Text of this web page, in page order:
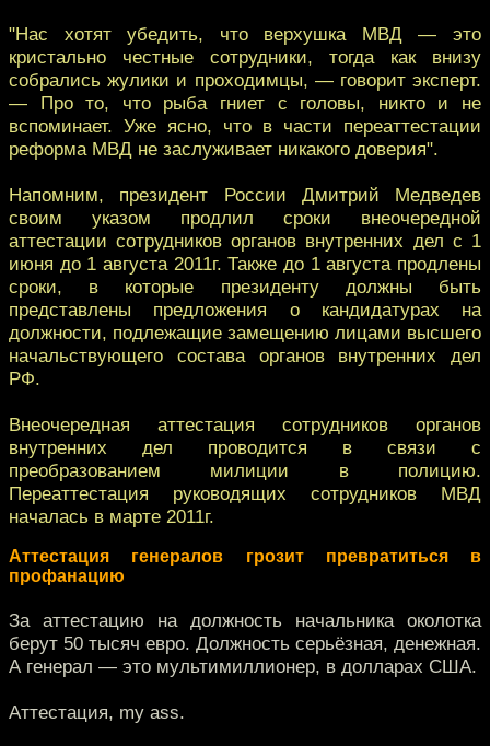
"Нас хотят убедить, что верхушка МВД — это
кристально честные сотрудники, тогда как внизу
собрались жулики и проходимцы, — говорит эксперт.
— Про то, что рыба гниет с головы, никто и не
вспоминает. Уже ясно, что в части переаттестации
реформа МВД не заслуживает никакого доверия".
Напомним, президент России Дмитрий Медведев
своим указом продлил сроки внеочередной
аттестации сотрудников органов внутренних дел с 1
июня до 1 августа 2011г. Также до 1 августа продлены
сроки, в которые президенту должны быть
представлены предложения о кандидатурах на
должности, подлежащие замещению лицами высшего
начальствующего состава органов внутренних дел
РФ.
Внеочередная аттестация сотрудников органов
внутренних дел проводится в связи с
преобразованием милиции в полицию.
Переаттестация руководящих сотрудников МВД
началась в марте 2011г.
Аттестация генералов грозит превратиться в
профанацию
За аттестацию на должность начальника околотка
берут 50 тысяч евро. Должность серьёзная, денежная.
А генерал — это мультимиллионер, в долларах США.
Аттестация, my ass.